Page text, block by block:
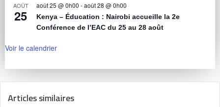
AOÛT
25
août 25 @ 0h00 -août 28 @ 0h00
Kenya – Éducation : Nairobi accueille la 2e
Conférence de l’EAC du 25 au 28 août
Voir le calendrier
Articles similaires